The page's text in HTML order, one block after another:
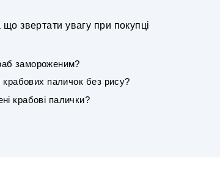
звертати увагу при покупці
замороженим?
крабових паличок без рису?
крабові палички?